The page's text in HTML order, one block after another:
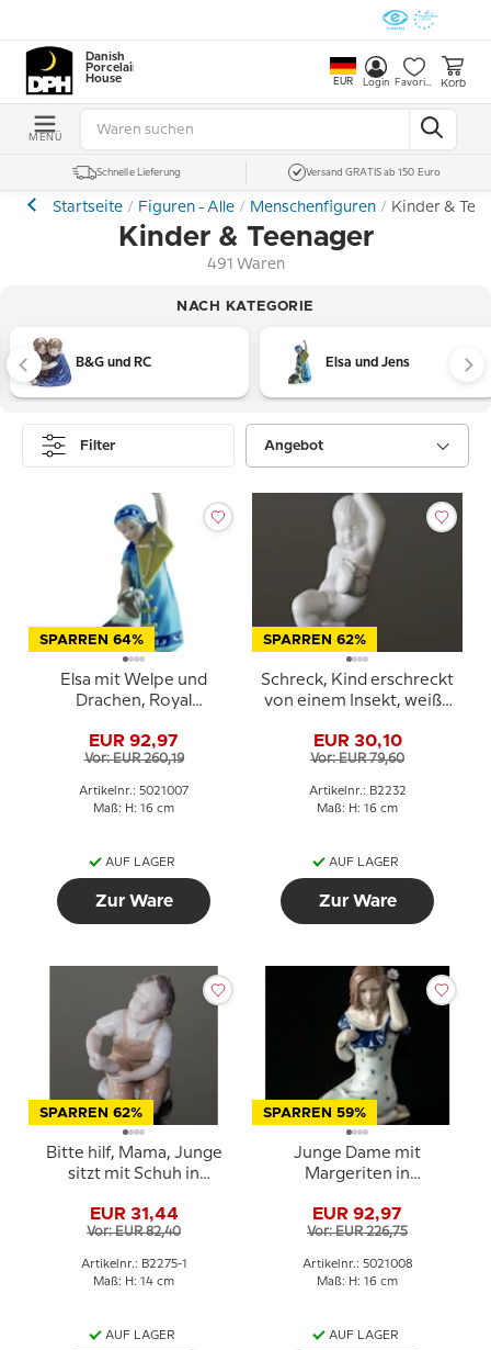
Danish
Porcelain
House
EUR Login Favoriten Korb
MENÜ
Schnelle Lieferung Versand GRATIS ab 150 Euro
Startseite Figuren - Alle Menschenfiguren Kinder &
Kinder & Teenager
491 Waren
NACH KATEGORIE
B&G und RC Elsa und Jens
Filter Angebot
SPARREN 64%
Elsa mit Welpe und
Drachen, Royal
007
EUR 92,97
Vor: EUR 260,19
Artikelnr.: 5021007
Maß: H: 16 cm
AUF LAGER
Zur Ware
SPARREN 62%
Schreck, Kind erschreckt
von einem Insekt, weiße
Kinderfigur Nr. 464 oder
2232
EUR 30,10
Vor: EUR 79,60
Artikelnr.: B2232
Maß: H: 16 cm
AUF LAGER
Zur Ware
SPARREN 62%
Bitte hilf, Mama, Junge
sitzt mit Schuh in
Gröndahl Figur Nr. 2275
EUR 31,44
Vor: EUR 82,40
Artikelnr.: B2275-1
Maß: H: 14 cm
AUF LAGER
SPARREN 59%
Junge Dame mit
Margeriten in
Karen, Royal
Copenhagen Figur Nr.
008
EUR 92,97
Vor: EUR 226,75
Artikelnr.: 5021008
Maß: H: 16 cm
AUF LAGER